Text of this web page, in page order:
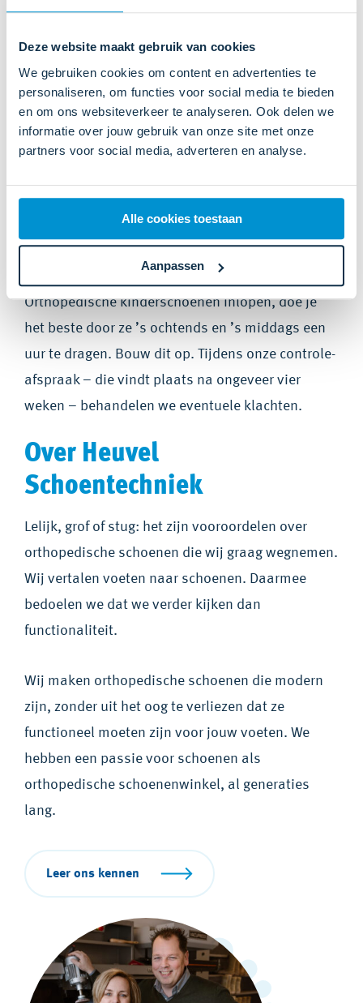
Deze website maakt gebruik van cookies
We gebruiken cookies om content en advertenties te
personaliseren, om functies voor social media te bieden
en om ons websiteverkeer te analyseren. Ook delen we
informatie over jouw gebruik van onze site met onze
partners voor social media, adverteren en analyse.
Alle cookies toestaan
Aanpassen
te leveren.
schoenen ingelopen moeten worden. Het duurt
ongeveer twee weken voordat ze comfortabel zijn.
Wij adviseren je om de voeten van je kind
Hoe kunnen orthopedische
schoenen ingelopen
Orthopedische kinderschoenen inlopen, doe je
het beste door ze ’s ochtends en ’s middags een
uur te dragen. Bouw dit op. Tijdens onze controle-
afspraak – die vindt plaats na ongeveer vier
weken – behandelen we eventuele klachten.
Over Heuvel
Schoentechniek
Lelijk, grof of stug: het zijn vooroordelen over
orthopedische schoenen die wij graag wegnemen.
Wij vertalen voeten naar schoenen. Daarmee
bedoelen we dat we verder kijken dan
functionaliteit.
Wij maken orthopedische schoenen die modern
zijn, zonder uit het oog te verliezen dat ze
functioneel moeten zijn voor jouw voeten. We
hebben een passie voor schoenen als
orthopedische schoenenwinkel, al generaties
lang.
Leer ons kennen